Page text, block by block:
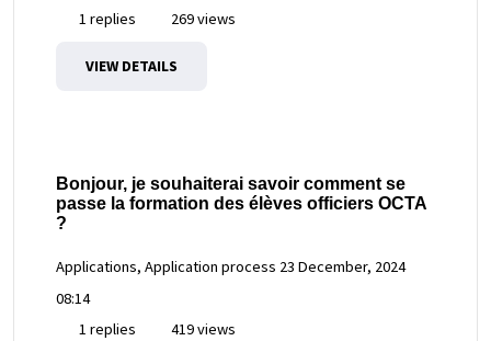
1 replies
269 views
VIEW DETAILS
Bonjour, je souhaiterai savoir comment se
passe la formation des élèves officiers OCTA
?
Applications, Application process 23 December, 2024
08:14
1 replies
419 views